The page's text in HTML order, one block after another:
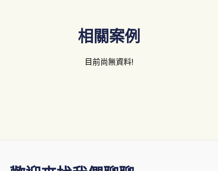
相關案例
目前尚無資料!